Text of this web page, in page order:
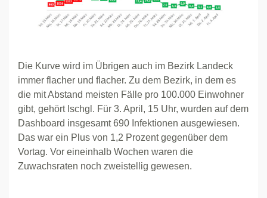
Die Kurve wird im Übrigen auch im Bezirk Landeck
immer flacher und flacher. Zu dem Bezirk, in dem es
die mit Abstand meisten Fälle pro 100.000 Einwohner
gibt, gehört Ischgl. Für 3. April, 15 Uhr, wurden auf dem
Dashboard insgesamt 690 Infektionen ausgewiesen.
Das war ein Plus von 1,2 Prozent gegenüber dem
Vortag. Vor eineinhalb Wochen waren die
Zuwachsraten noch zweistellig gewesen.